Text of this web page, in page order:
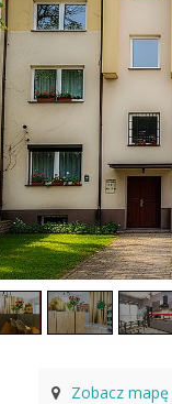
Zobacz mapę